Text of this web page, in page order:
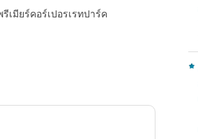
เมียร์คอร์เปอรเรทปาร์ค